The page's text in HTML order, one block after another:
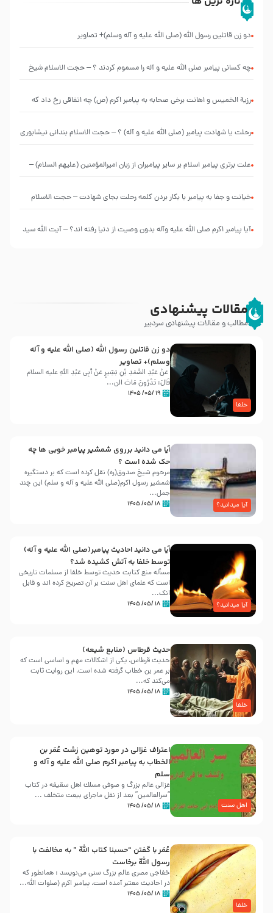
دو زن قاتلين رسول الله (صلى‌ الله‌ علیه‌ و آله‌ وسلم)+ تصاویر
چه کسانی پیامبر صلی الله علیه و آله را مسموم کردند ؟ – حجت الاسلام شیخ
رزیة الخمیس و اهانت برخی صحابه به پیامبر اکرم (ص) چه اتفاقی رخ داد که
رحلت یا شهادت پیامبر (صلی الله علیه و آله) ؟ – حجت الاسلام بندانی نیشابوری
علت برتری پیامبر اسلام بر سایر پیامبران از زبان امیرالمؤمنین (علیهم السلام) –
خیانت و جفا به پیامبر با بکار بردن کلمه رحلت بجای شهادت – حجت الاسلام
آیا پیامبر اکرم صلی الله علیه وآله بدون وصیت از دنیا رفته ‌اند؟ – آیت الله سید
مقالات پیشنهادی
مطالب و مقالات پیشنهادی سردبیر
خلفا
دو زن قاتلين رسول الله (صلى‌ الله‌ علیه‌ و آله‌
وسلم)+ تصاویر
عَنْ عَبْدِ الصَّمَدِ بْنِ بَشِیرٍ عَنْ أَبِی عَبْدِ اللَّهِ علیه السلام
قَالَ: تَدْرُونَ مَاتَ الن...
۱۹ /۰۵/ ۱۴۰۵
آیا میدانید؟
آیا می دانید برروی شمشیر پیامبر خوبی ها چه
حک شده است ؟
مرحوم شیخ صدوق(ره) نقل کرده است که بر دستگیره
شمشیر رسول اکرم(صلی الله علیه و آله و سلم) این چند
جمل...
۱۸ /۰۵/ ۱۴۰۵
آیا میدانید؟
آیا می دانید احادیث پیامبر(صلی الله علیه و آله)
توسط خلفا به آتش کشیده شد؟
مسأله منع کتابت حدیث توسط خلفا از مسلمات تاریخی
است که علمای اهل سنت بر آن تصریح کرده اند و قابل
انک...
۱۸ /۰۵/ ۱۴۰۵
خلفا
حدیث قرطاس (منابع شیعه)
حدیث قرطاس، یکی از اشکالات مهم و اساسی است که
بر عمر بن خطاب گرفته شده است، این روایت ثابت
می‌کند که...
۱۸ /۰۵/ ۱۴۰۵
اهل سنت
اعتراف غزالی در مورد توهین زشت عُمَر بن
الخطاب به پیامبر اکرم صلی الله علیه و آله و
سلم
غزالی عالم بزرگ و صوفی مسلك اهل سقيفه در کتاب
“سرالعالمین” بعد از نقل ماجرای بیعت متخلف ...
۱۸ /۰۵/ ۱۴۰۵
خلفا
عُمَر با گفتن “حسبنا كتاب اللّه ” به مخالفت با
رسول اللّه برخاست
خفاجی مصری عالم بزرگ سنی می‌نویسد : همانطور که
در احادیث معتبر آمده است، پیامبر اکرم (صلوات اللّه...
۱۸ /۰۵/ ۱۴۰۵